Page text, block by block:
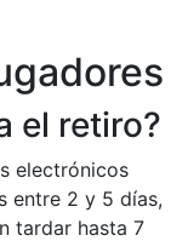
el retiro?
electrónicos
entre 2 y 5 días,
tardar hasta 7